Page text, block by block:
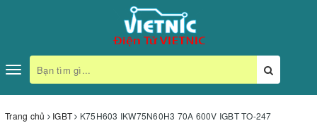
Toggle
navigation
Trang chủ IGBT K75H603 IKW75N60H3 70A 600V IGBT TO-247